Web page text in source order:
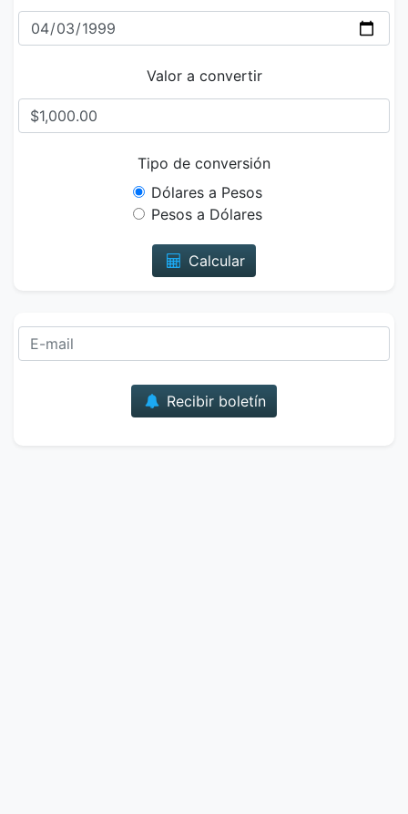
Valor a convertir
Tipo de conversión
Dólares a Pesos
Pesos a Dólares
Calcular
Recibir boletín